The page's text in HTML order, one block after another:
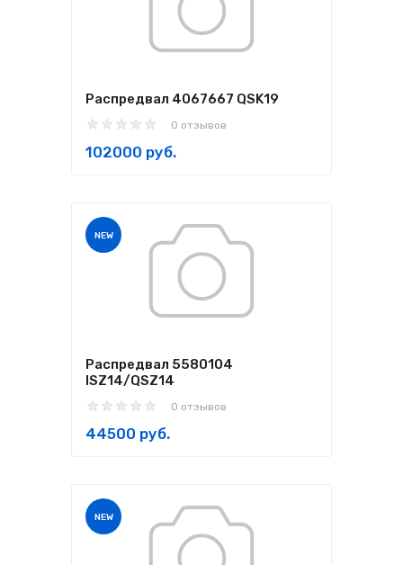
Распредвал 4067667 QSK19
0 отзывов
102000 руб.
NEW
Распредвал 5580104
ISZ14/QSZ14
0 отзывов
44500 руб.
NEW